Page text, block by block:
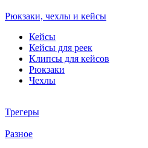
Рюкзаки, чехлы и кейсы
Кейсы
Кейсы для реек
Клипсы для кейсов
Рюкзаки
Чехлы
Трегеры
Разное